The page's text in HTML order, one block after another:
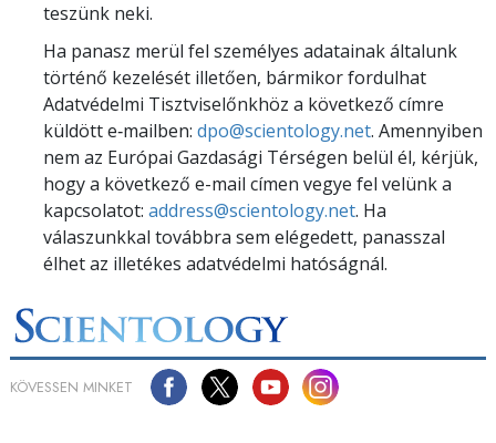
teszünk neki.
Ha panasz merül fel személyes adatainak általunk
történő kezelését illetően, bármikor fordulhat
Adatvédelmi Tisztviselőnkhöz a következő címre
küldött e‑mailben: dpo@scientology.net. Amennyiben
nem az Európai Gazdasági Térségen belül él, kérjük,
hogy a következő e-mail címen vegye fel velünk a
kapcsolatot: address@scientology.net. Ha
válaszunkkal továbbra sem elégedett, panasszal
élhet az illetékes adatvédelmi hatóságnál.
KÖVESSEN MINKET